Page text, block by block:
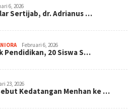
6, 2026
Sertijab, dr. Adrianus …
Februari 6, 2026
Pendidikan, 20 Siswa S…
23, 2026
Kedatangan Menhan ke …